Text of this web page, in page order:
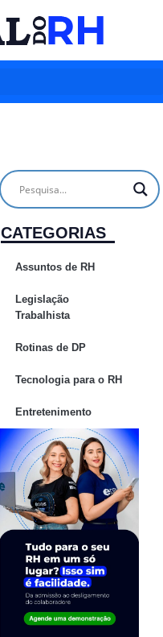
CATEGORIAS
Assuntos de RH
Legislação
Trabalhista
Rotinas de DP
Tecnologia para o RH
Entretenimento